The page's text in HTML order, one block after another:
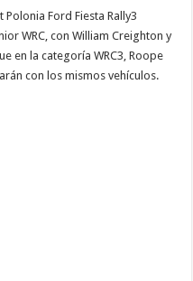
Ford Fiesta Rally3
WRC, con William Creighton y
en la categoría WRC3, Roope
con los mismos vehículos.